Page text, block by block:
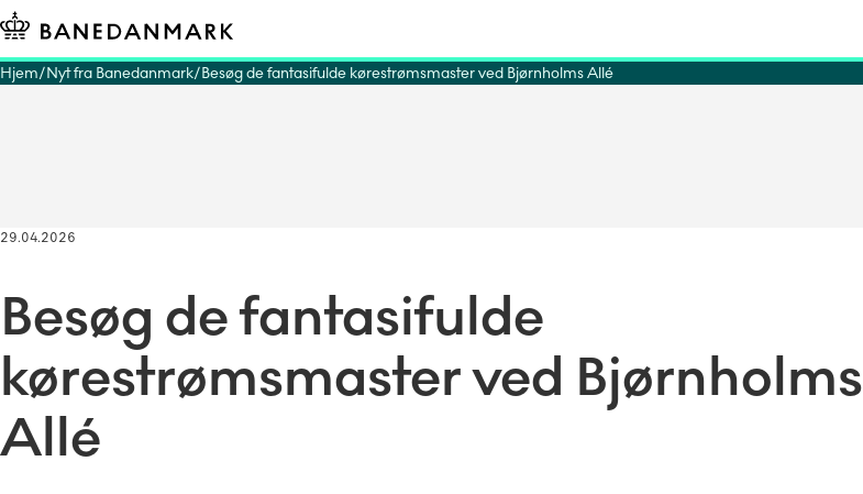
Hjem Nyt fra Banedanmark Besøg de fantasifulde kørestrømsmaster ved Bjørnholms Allé
29.04.2026
Besøg de fantasifulde
kørestrømsmaster ved Bjørnholms
Allé